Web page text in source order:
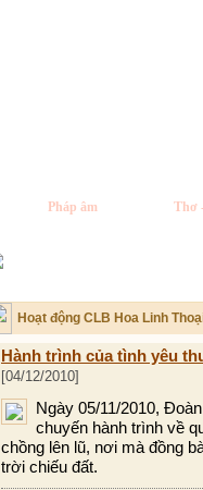
Pháp âm Thơ
Hoạt động CLB Hoa Linh
Hành trình của tình yêu
[04/12/2010]
Ngày 05/11/2010,
chuyến hành trình về
chồng lên lũ, nơi mà đồng
trời chiếu đất.